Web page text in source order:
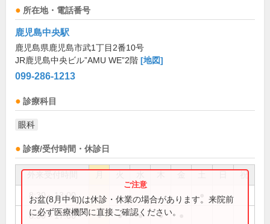
所在地・電話番号
鹿児島中央駅
鹿児島県鹿児島市武1丁目2番10号
JR鹿児島中央ビル”AMU WE”2階 [地図]
099-286-1213
診療科目
眼科
診療/受付時間・休診日
祝
8:30～13:00
8:30～17:30 ● ● ● ●
お盆(8月中旬)は休診・休業の場合があります。来院前
に必ず医療機関に直接ご確認ください。